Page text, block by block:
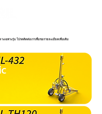
ะเฉพาะรุ่น โปรดติดต่อเราเพื่อขอรายละเอียดเพิ่มเติม